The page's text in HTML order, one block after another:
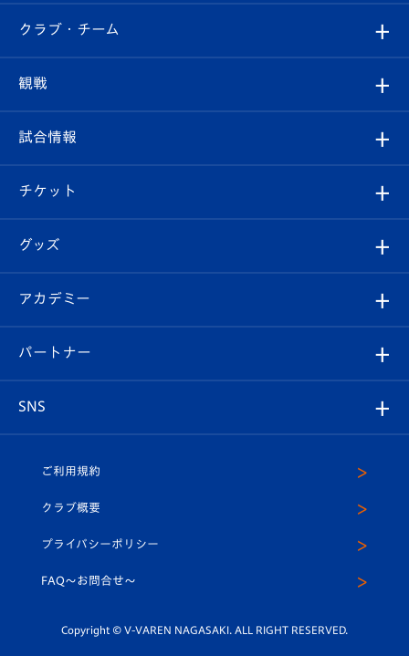
すべて
クラブ
試合情報
チケット
イベント
メディア
ホームタウン
クラブ・チーム
クラブ概要
エンブレム紹介
スタッフプロフィール
マスコット紹介
平和祈念活動
ホームタウン活動
観戦
観戦ルール
はじめての観戦ガイド
Revive Team
ヴィヴィくんの長崎おもてなしガイド
試合情報
試合日程/結果
フォトギャラリー
スタジアムグルメ
チケット
チケット
V-LOVERS（ファンクラブ）
プレイヤーズスイート
グッズ
オンラインショップ
店舗情報
アカデミー
育成からのお知らせ
U-18
スクール
パートナー
SNS
ヴィヴィくんインスタグラム
公式LINE＠
ご利用規約
クラブ概要
プライバシーポリシー
FAQ〜お問合せ〜
Copyright © V-VAREN NAGASAKI. ALL RIGHT RESERVED.